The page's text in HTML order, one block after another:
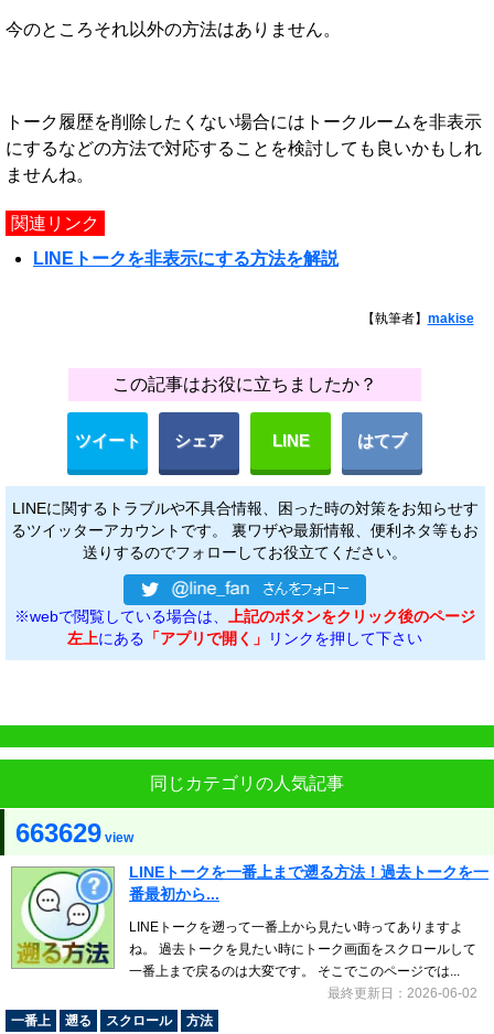
今のところそれ以外の方法はありません。
トーク履歴を削除したくない場合にはトークルームを非表示
にするなどの方法で対応することを検討しても良いかもしれ
ませんね。
関連リンク
LINEトークを非表示にする方法を解説
【執筆者】 makise
この記事はお役に立ちましたか？
ツイート シェア LINE はてブ
LINEに関するトラブルや不具合情報、困った時の対策をお知らせす
るツイッターアカウントです。 裏ワザや最新情報、便利ネタ等もお
送りするのでフォローしてお役立てください。
※webで閲覧している場合は、
上記のボタンをクリック後のページ
左上にある 「アプリで開く」 リンクを押して下さい
同じカテゴリの人気記事
663629 view
LINEトークを一番上まで遡る方法！過去トークを一
番最初から...
LINEトークを遡って一番上から見たい時ってありますよ
ね。 過去トークを見たい時にトーク画面をスクロールして
一番上まで戻るのは大変です。 そこでこのページでは...
最終更新日：2026-06-02
一番上
遡る スクロール 方法